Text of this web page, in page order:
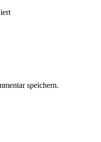
speichern.